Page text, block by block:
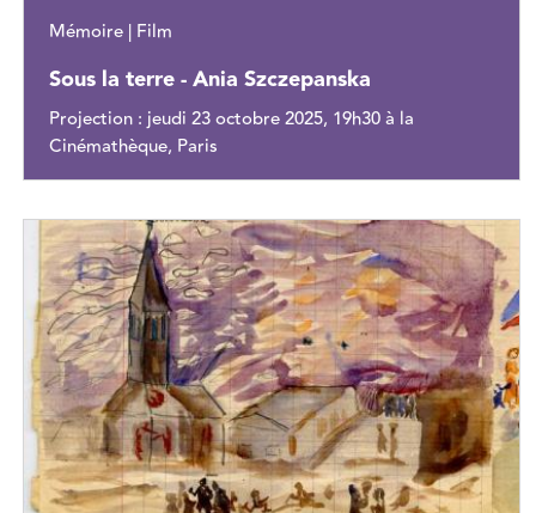
Mémoire | Film
Sous la terre - Ania Szczepanska
Projection : jeudi 23 octobre 2025, 19h30 à la
Cinémathèque, Paris